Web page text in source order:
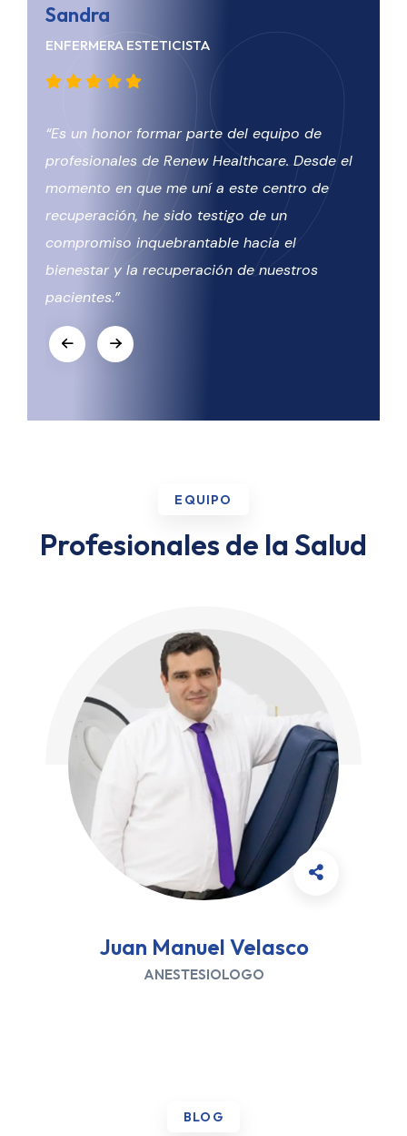
Sandra
ENFERMERA ESTETICISTA
“Es un honor formar parte del equipo de
profesionales de Renew Healthcare. Desde el
momento en que me uní a este centro de
recuperación, he sido testigo de un
compromiso inquebrantable hacia el
bienestar y la recuperación de nuestros
pacientes.”
EQUIPO
Profesionales de la Salud
Juan Manuel Velasco
ANESTESIOLOGO
BLOG